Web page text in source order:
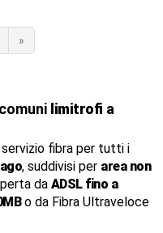
»
limitrofi a
fibra per tutti i
, suddivisi per area non
da ADSL fino a
o da Fibra Ultraveloce